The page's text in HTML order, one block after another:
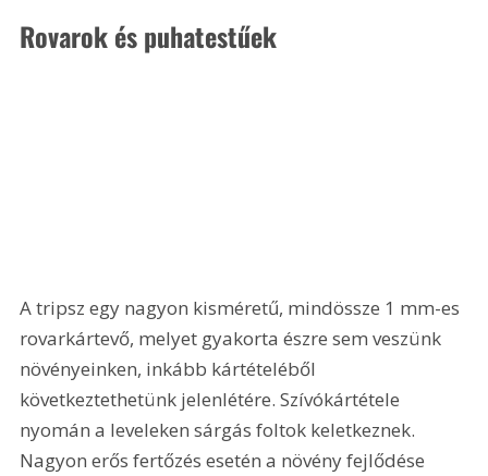
Rovarok és puhatestűek
A tripsz egy nagyon kisméretű, mindössze 1 mm-es
rovarkártevő, melyet gyakorta észre sem veszünk
növényeinken, inkább kártételéből
következtethetünk jelenlétére. Szívókártétele
nyomán a leveleken sárgás foltok keletkeznek.
Nagyon erős fertőzés esetén a növény fejlődése